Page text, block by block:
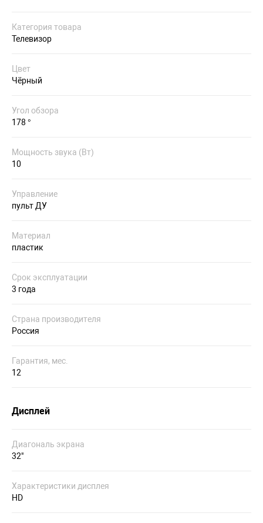
Категория товара
Телевизор
Цвет
Чёрный
Угол обзора
178 °
Мощность звука (Вт)
10
Управление
пульт ДУ
Материал
пластик
Срок эксплуатации
3 года
Страна производителя
Россия
Гарантия, мес.
12
Дисплей
Диагональ экрана
32"
Характеристики дисплея
HD